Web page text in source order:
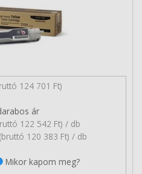
124 701 Ft)
ár
122 542 Ft) / db
(bruttó 120 383 Ft) / db
Mikor kapom meg?